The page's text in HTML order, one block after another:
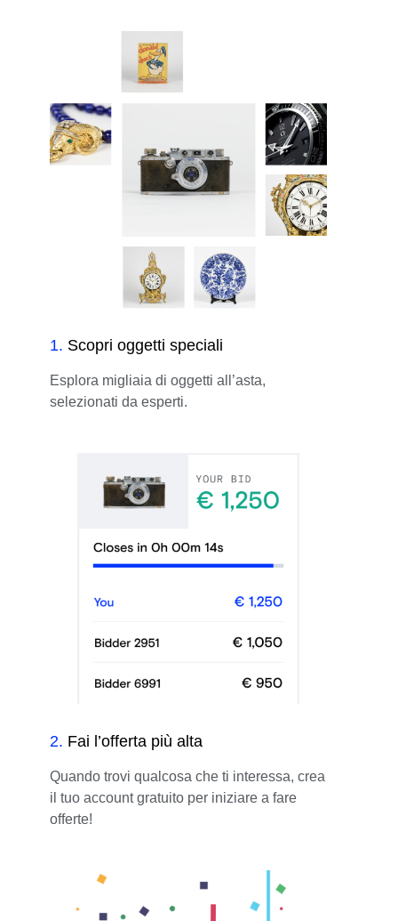
1. Scopri oggetti speciali
Esplora migliaia di oggetti all’asta,
selezionati da esperti.
2. Fai l’offerta più alta
Quando trovi qualcosa che ti interessa, crea
il tuo account gratuito per iniziare a fare
offerte!